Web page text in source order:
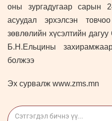
оны зургадугаар сарын
асуудал эрхэлсэн
зөвлөлийн хүсэлтийн
Б.Н.Ельцины
болжээ
Эх сурвалж www.zms.mn